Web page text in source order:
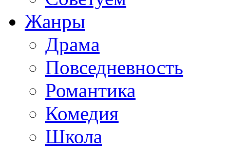
Жанры
Драма
Повседневность
Романтика
Комедия
Школа